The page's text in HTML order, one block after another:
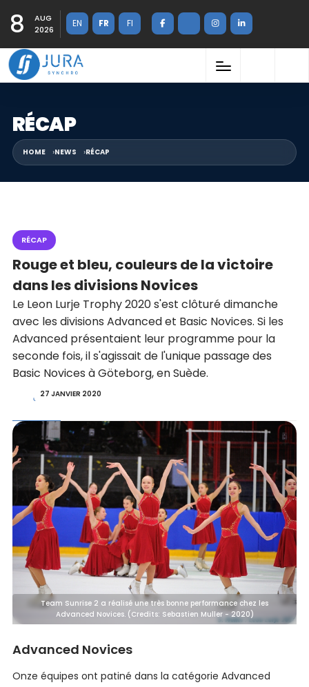
8
AUG
2026
EN FR FI
RÉCAP
HOME NEWS RÉCAP
RÉCAP
Rouge et bleu, couleurs de la victoire
dans les divisions Novices
Le Leon Lurje Trophy 2020 s'est clôturé dimanche
avec les divisions Advanced et Basic Novices. Si les
Advanced présentaient leur programme pour la
seconde fois, il s'agissait de l'unique passage des
Basic Novices à Göteborg, en Suède.
27 JANVIER 2020
Team Sunrise 2 a réalisé une très bonne performance chez les
Advanced Novices. (Credits: Sebastien Muller - 2020)
Advanced Novices
Onze équipes ont patiné dans la catégorie Advanced